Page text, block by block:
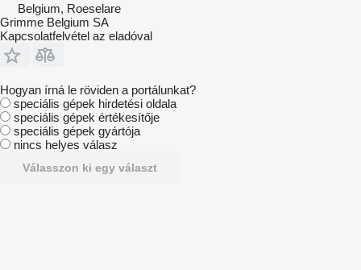
Belgium, Roeselare
Grimme Belgium SA
Kapcsolatfelvétel az eladóval
Hogyan írná le röviden a portálunkat?
speciális gépek hirdetési oldala
speciális gépek értékesítője
speciális gépek gyártója
nincs helyes válasz
Válasszon ki egy választ